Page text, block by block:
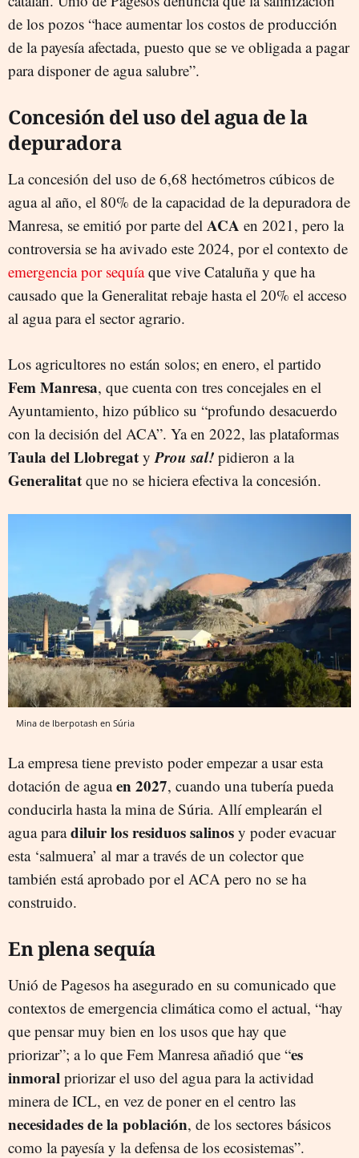
de los pozos “hace aumentar los costos de producción
de la payesía afectada, puesto que se ve obligada a pagar
para disponer de agua salubre”.
Concesión del uso del agua de la
depuradora
La concesión del uso de 6,68 hectómetros cúbicos de
agua al año, el 80% de la capacidad de la depuradora de
Manresa, se emitió por parte del ACA en 2021, pero la
controversia se ha avivado este 2024, por el contexto de
emergencia por sequíaque vive Cataluña y que ha
causado que la Generalitat rebaje hasta el 20% el acceso
al agua para el sector agrario.
Los agricultores no están solos; en enero, el partido
Fem Manresa, que cuenta con tres concejales en el
Ayuntamiento, hizo público su “profundo desacuerdo
con la decisión del ACA”. Ya en 2022, las plataformas
Taula del Llobregat y Prou sal! pidieron a la
Generalitat que no se hiciera efectiva la concesión.
Mina de Iberpotash en Súria
La empresa tiene previsto poder empezar a usar esta
dotación de aguaen 2027, cuando una tubería pueda
conducirla hasta la mina de Súria. Allí emplearán el
agua paradiluir los residuos salinos y poder evacuar
esta ‘salmuera’ al mar a través de un colector que
también está aprobado por el ACA pero no se ha
construido.
En plena sequía
Unió de Pagesos ha asegurado en su comunicado que
contextos de emergencia climática como el actual, “hay
que pensar muy bien en los usos que hay que
priorizar”; a lo que Fem Manresa añadió que “es
inmoral priorizar el uso del agua para la actividad
minera de ICL, en vez de poner en el centro las
necesidades de la población, de los sectores básicos
como la payesía y la defensa de los ecosistemas”.